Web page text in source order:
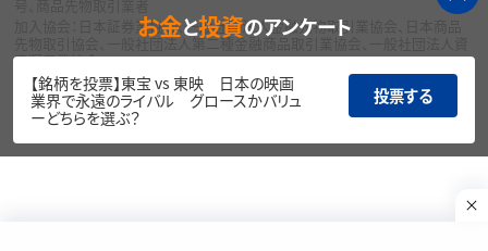
加入協会：日本証券業協会、一般社団法人金融先物取引業協会、日本商品
先物取引協会、一般社団法人第二種金融商品取引業協会、一般社団法人資
産運用業協会
Copyright©
1999-2026 Rakuten Securities, Inc. All
Rights Reserved.
お金と投資のアンケート
【銘柄を投票】東宝 vs 東映 日本の映画
業界で永遠のライバル グロースかバリュ
ーどちらを選ぶ？
投票する